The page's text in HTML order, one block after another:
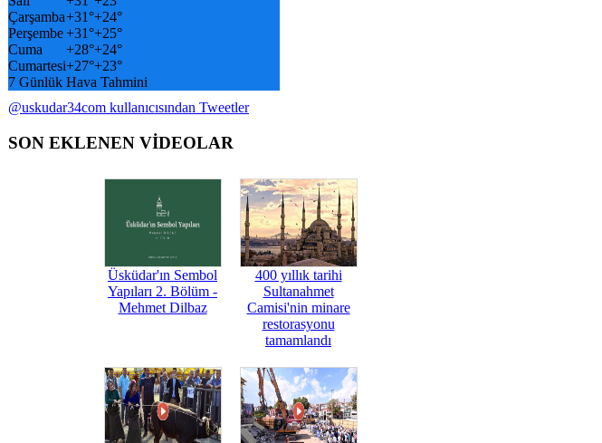
Çarşamba+31°+24°
Perşembe+31°+25°
Cuma
+28°+24°
Cumartesi+27°+23°
7 Günlük Hava Tahmini
@uskudar34com kullanıcısından Tweetler
SON EKLENEN VİDEOLAR
Üsküdar'ın Sembol
Yapıları 2. Bölüm -
Mehmet Dilbaz
400 yıllık tarihi
Sultanahmet
Camisi'nin minare
restorasyonu
tamamlandı